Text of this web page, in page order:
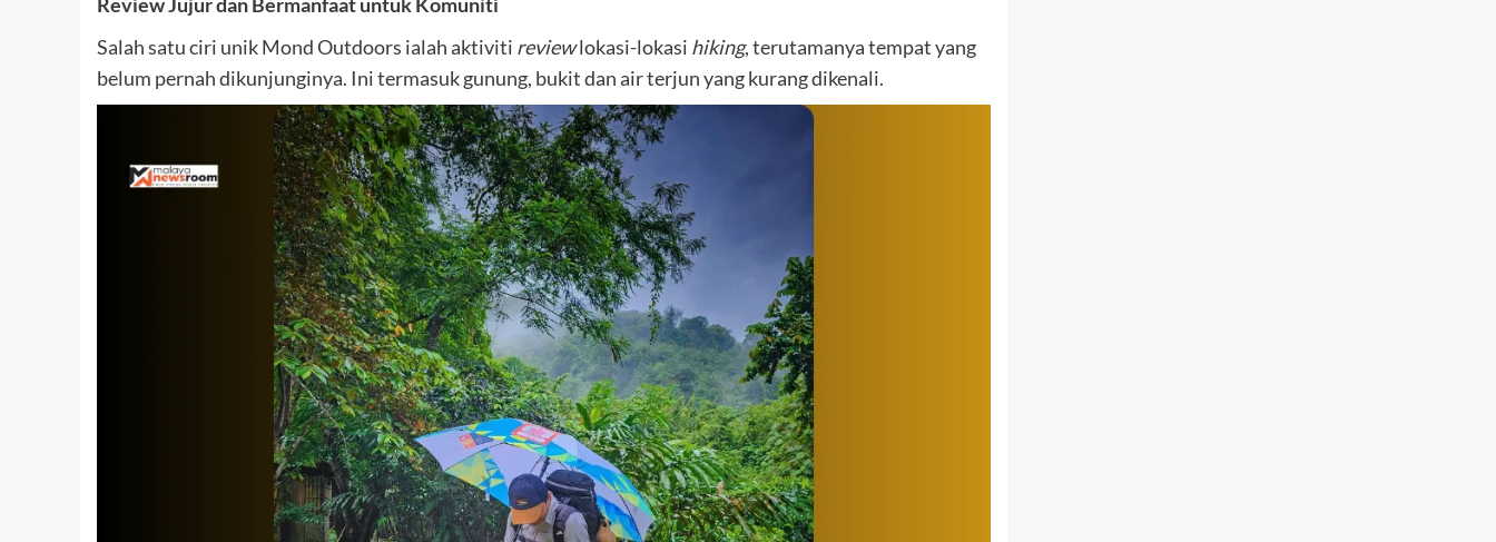
Salah satu ciri unik Mond Outdoors ialah aktiviti reviewlokasi-lokasi hiking, terutamanya tempat yang
belum pernah dikunjunginya. Ini termasuk gunung, bukit dan air terjun yang kurang dikenali.